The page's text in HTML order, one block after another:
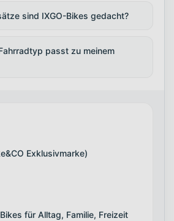
sind IXGO-Bikes gedacht?
passt zu meinem
Exklusivmarke)
für Alltag, Familie, Freizeit